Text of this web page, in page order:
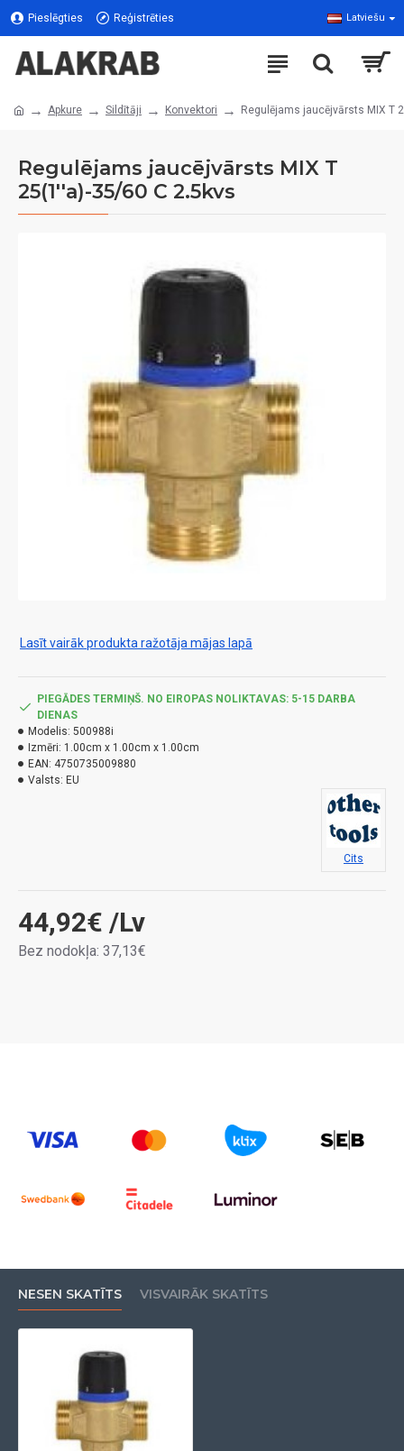
Pieslēgties Reģistrēties Latviešu
Apkure Sildītāji Konvektori Regulējams jaucējvārsts MIX T
Regulējams jaucējvārsts MIX T
25(1''a)-35/60 C 2.5kvs
Lasīt vairāk produkta ražotāja mājas lapā
44,92€ /Lv
Bez nodokļa: 37,13€
PIEGĀDES TERMIŅŠ. NO EIROPAS NOLIKTAVAS: 5-15 DARBA
DIENAS
Modelis: 500988i
Izmēri: 1.00cm x 1.00cm x 1.00cm
EAN: 4750735009880
Valsts: EU
Cits
NESEN SKATĪTS VISVAIRĀK SKATĪTS